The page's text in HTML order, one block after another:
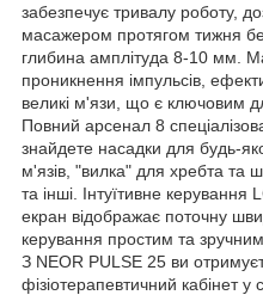
забезпечує тривалу роботу,
масажером протягом тижня
глибина амплітуда 8-10 мм.
проникнення імпульсів,
великі м'язи, що є ключовим
Повний арсенал 8
знайдете насадки для будь-
м'язів, "вилка" для хребта та
та інші. Інтуїтивне
екран відображає поточну
керування простим та
З NEOR PULSE 25 ви
фізіотерапевтичний кабінет